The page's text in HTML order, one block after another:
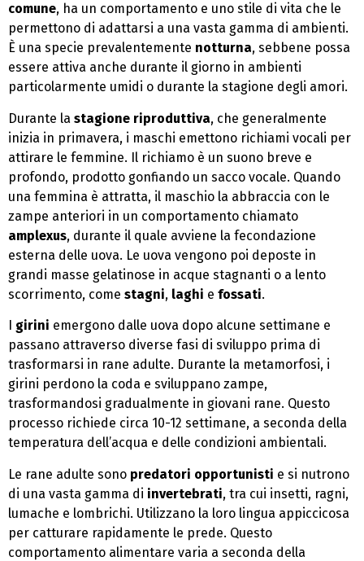
comune, ha un comportamento e uno stile di vita che le
permettono di adattarsi a una vasta gamma di ambienti.
È una specie prevalentemente notturna, sebbene possa
essere attiva anche durante il giorno in ambienti
particolarmente umidi o durante la stagione degli amori.
Durante la stagione riproduttiva, che generalmente
inizia in primavera, i maschi emettono richiami vocali per
attirare le femmine. Il richiamo è un suono breve e
profondo, prodotto gonfiando un sacco vocale. Quando
una femmina è attratta, il maschio la abbraccia con le
zampe anteriori in un comportamento chiamato
amplexus, durante il quale avviene la fecondazione
esterna delle uova. Le uova vengono poi deposte in
grandi masse gelatinose in acque stagnanti o a lento
scorrimento, come stagni, laghi e fossati.
girini emergono dalle uova dopo alcune settimane e
passano attraverso diverse fasi di sviluppo prima di
trasformarsi in rane adulte. Durante la metamorfosi, i
girini perdono la coda e sviluppano zampe,
trasformandosi gradualmente in giovani rane. Questo
processo richiede circa 10-12 settimane, a seconda della
temperatura dell’acqua e delle condizioni ambientali.
Le rane adulte sono predatori opportunisti e si nutrono
di una vasta gamma di invertebrati, tra cui insetti, ragni,
lumache e lombrichi. Utilizzano la loro lingua appiccicosa
per catturare rapidamente le prede. Questo
comportamento alimentare varia a seconda della